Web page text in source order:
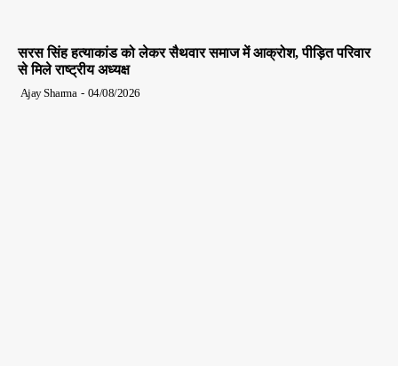
सरस सिंह हत्याकांड को लेकर सैथवार समाज में आक्रोश, पीड़ित परिवार
से मिले राष्ट्रीय अध्यक्ष
Ajay Sharma - 04/08/2026